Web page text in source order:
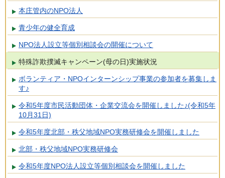
本庄管内のNPO法人
青少年の健全育成
NPO法人設立等個別相談会の開催について
特殊詐欺撲滅キャンペーン(母の日)実施状況
ボランティア・NPOインターンシップ事業の参加者を募集しま
す♪
令和5年度市民活動団体・企業交流会を開催しました♪(令和5年
10月31日)
令和5年度北部・秩父地域NPO実務研修会を開催しました
北部・秩父地域NPO実務研修会
令和5年度NPO法人設立等個別相談会を開催しました